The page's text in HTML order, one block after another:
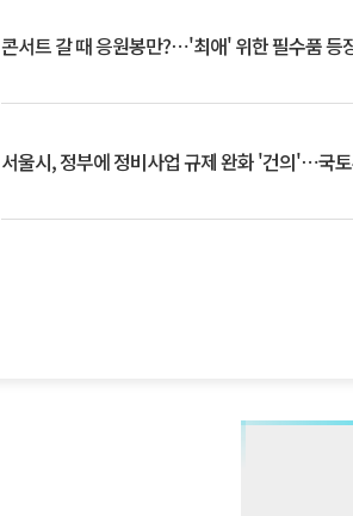
콘서트 갈 때 응원봉만?⋯'최애' 위한 필수품 등
서울시, 정부에 정비사업 규제 완화 '건의'⋯국